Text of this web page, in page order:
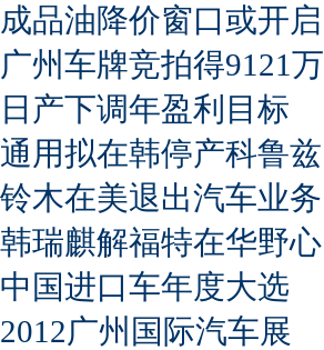
成品油降价窗口或开启
广州车牌竞拍得9121万
日产下调年盈利目标
通用拟在韩停产科鲁兹
铃木在美退出汽车业务
韩瑞麒解福特在华野心
中国进口车年度大选
2012广州国际汽车展